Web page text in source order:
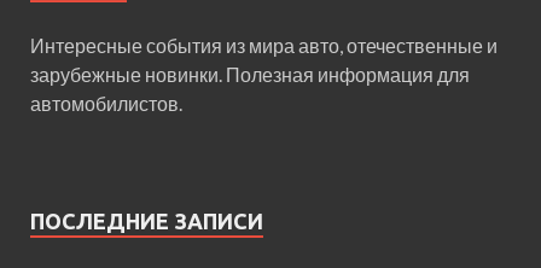
Интересные события из мира авто, отечественные и
зарубежные новинки. Полезная информация для
автомобилистов.
ПОСЛЕДНИЕ ЗАПИСИ